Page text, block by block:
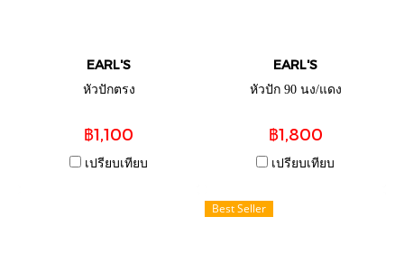
EARL'S
หัวปักตรง
฿1,100
เปรียบเทียบ
EARL'S
หัวปัก 90 นง/แดง
฿1,800
เปรียบเทียบ
Best Seller